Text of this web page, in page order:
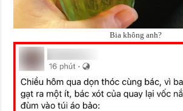
Bia không anh?